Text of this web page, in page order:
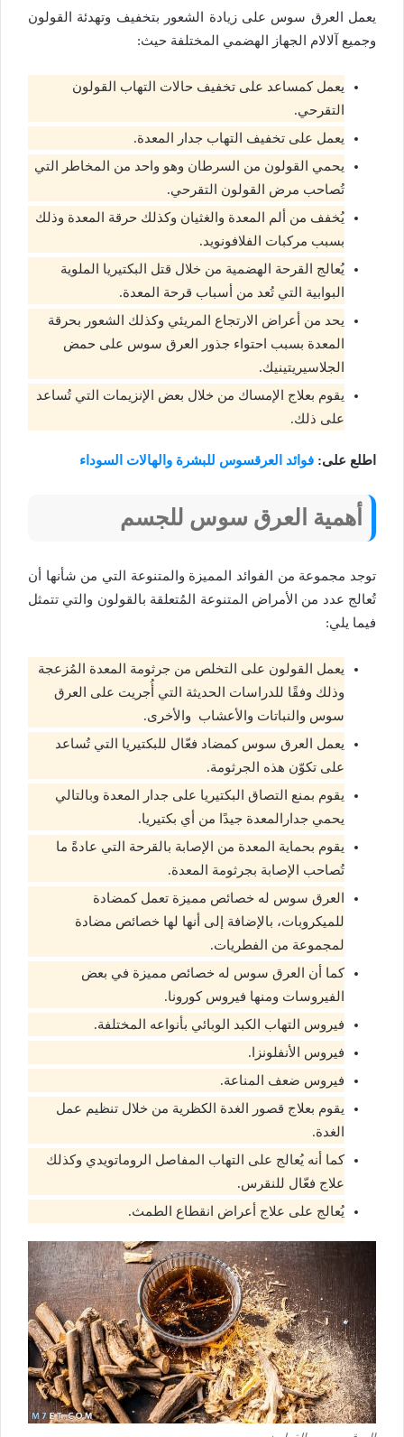
يعمل العرق سوس على زيادة الشعور بتخفيف وتهدئة القولون
وجميع آلالام الجهاز الهضمي المختلفة حيث:
يعمل كمساعد على تخفيف حالات التهاب القولون
التقرحي.
يعمل على تخفيف التهاب جدار المعدة.
يحمي القولون من السرطان وهو واحد من المخاطر التي
تُصاحب مرض القولون التقرحي.
يُخفف من ألم المعدة والغثيان وكذلك حرقة المعدة وذلك
بسبب مركبات الفلافونويد.
يُعالج القرحة الهضمية من خلال قتل البكتيريا الملوية
البوابية التي تُعد من أسباب قرحة المعدة.
يحد من أعراض الارتجاع المريئي وكذلك الشعور بحرقة
المعدة بسبب احتواء جذور العرق سوس على حمض
الجلاسيريتينيك.
يقوم بعلاج الإمساك من خلال بعض الإنزيمات التي تُساعد
على ذلك.
اطلع على: فوائد العرقسوس للبشرة والهالات السوداء
أهمية العرق سوس للجسم
توجد مجموعة من الفوائد المميزة والمتنوعة التي من شأنها أن
تُعالج عدد من الأمراض المتنوعة المُتعلقة بالقولون والتي تتمثل
فيما يلي:
يعمل القولون على التخلص من جرثومة المعدة المُزعجة
وذلك وفقًا للدراسات الحديثة التي أُجريت على العرق
سوس والنباتات والأعشاب والأخرى.
يعمل العرق سوس كمضاد فعّال للبكتيريا التي تُساعد
على تكوّن هذه الجرثومة.
يقوم بمنع التصاق البكتيريا على جدار المعدة وبالتالي
يحمي جدارالمعدة جيدًا من أي بكتيريا.
يقوم بحماية المعدة من الإصابة بالقرحة التي عادةً ما
تُصاحب الإصابة بجرثومة المعدة.
العرق سوس له خصائص مميزة تعمل كمضادة
للميكروبات، بالإضافة إلى أنها لها خصائص مضادة
لمجموعة من الفطريات.
كما أن العرق سوس له خصائص مميزة في بعض
الفيروسات ومنها فيروس كورونا.
فيروس التهاب الكبد الوبائي بأنواعه المختلفة.
فيروس الأنفلونزا.
فيروس ضعف المناعة.
يقوم بعلاج قصور الغدة الكظرية من خلال تنظيم عمل
الغدة.
كما أنه يُعالج على التهاب المفاصل الروماتويدي وكذلك
علاج فعّال للنقرس.
يُعالج على علاج أعراض انقطاع الطمث.